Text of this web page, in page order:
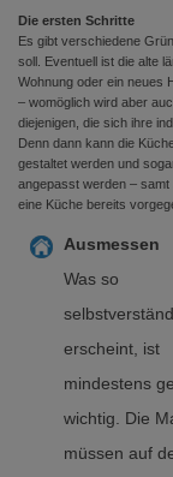
Die ersten Schritte
Es gibt verschiedene
soll. Eventuell ist die alte
Wohnung oder ein neues
– womöglich wird aber
diejenigen, die sich ihre
Denn dann kann die
gestaltet werden und
angepasst werden –
eine Küche bereits
Ausmessen
Was so
erscheint, ist
mindestens
wichtig. Die
müssen auf